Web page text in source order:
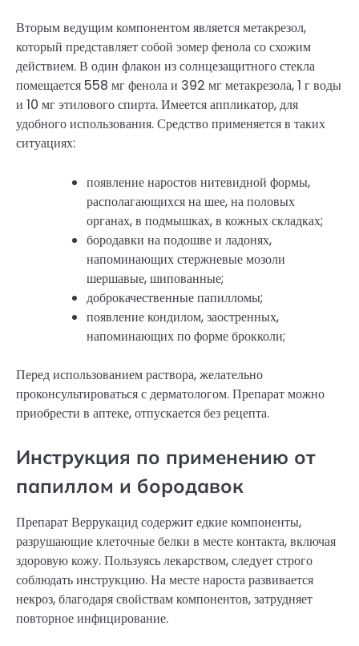
Вторым ведущим компонентом является метакрезол,
который представляет собой эомер фенола со схожим
действием. В один флакон из солнцезащитного стекла
помещается 558 мг фенола и 392 мг метакрезола, 1 г воды
и 10 мг этилового спирта. Имеется аппликатор, для
удобного использования. Средство применяется в таких
ситуациях:
появление наростов нитевидной формы,
располагающихся на шее, на половых
органах, в подмышках, в кожных складках;
бородавки на подошве и ладонях,
напоминающих стержневые мозоли
шершавые, шипованные;
доброкачественные папилломы;
появление кондилом, заостренных,
напоминающих по форме брокколи;
Перед использованием раствора, желательно
проконсультироваться с дерматологом. Препарат можно
приобрести в аптеке, отпускается без рецепта.
Инструкция по применению от
папиллом и бородавок
Препарат Веррукацид содержит едкие компоненты,
разрушающие клеточные белки в месте контакта, включая
здоровую кожу. Пользуясь лекарством, следует строго
соблюдать инструкцию. На месте нароста развивается
некроз, благодаря свойствам компонентов, затрудняет
повторное инфицирование.